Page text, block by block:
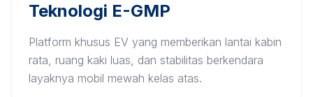
Teknologi E-GMP
Platform khusus EV yang memberikan lantai kabin
rata, ruang kaki luas, dan stabilitas berkendara
layaknya mobil mewah kelas atas.